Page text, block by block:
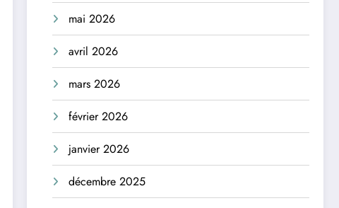
mai 2026
avril 2026
mars 2026
février 2026
janvier 2026
décembre 2025